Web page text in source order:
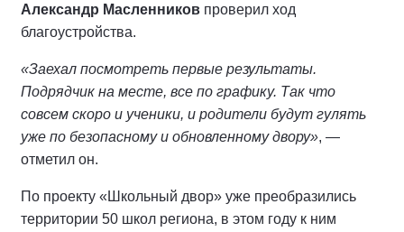
Александр Масленников проверил ход
благоустройства.
«Заехал посмотреть первые результаты.
Подрядчик на месте, все по графику. Так что
совсем скоро и ученики, и родители будут гулять
уже по безопасному и обновленному двору», —
отметил он.
По проекту «Школьный двор» уже преобразились
территории 50 школ региона, в этом году к ним